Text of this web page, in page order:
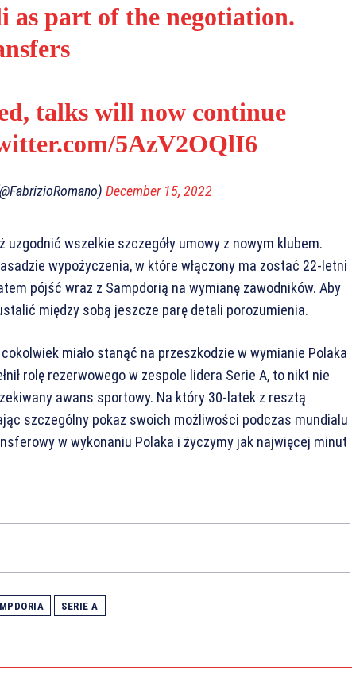
as part of the negotiation.
talks will now continue
5AzV2OQlI6
December 15, 2022
uzgodnić wszelkie szczegóły umowy z nowym klubem.
wypożyczenia, w które włączony ma zostać 22-letni
pójść wraz z Sampdorią na wymianę zawodników. Aby
między sobą jeszcze parę detali porozumienia.
miało stanąć na przeszkodzie w wymianie Polaka
rolę rezerwowego w zespole lidera Serie A, to nikt nie
awans sportowy. Na który 30-latek z resztą
szczególny pokaz swoich możliwości podczas mundialu
w wykonaniu Polaka i życzymy jak najwięcej minut
SERIE A